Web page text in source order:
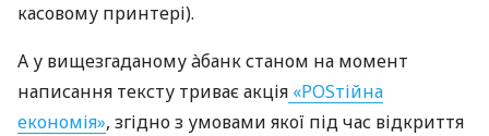
касовому принтері).
А у вищезгаданому àбанк станом на момент
написання тексту триває акція «POSтійна
економія», згідно з умовами якої під час відкриття